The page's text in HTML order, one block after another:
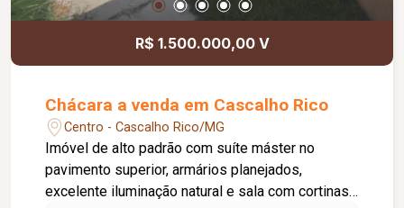
R$ 1.500.000,00 V
Chácara a venda em Cascalho Rico
Centro - Cascalho Rico/MG
Imóvel de alto padrão com suíte máster no
pavimento superior, armários planejados,
excelente iluminação natural e sala com cortinas